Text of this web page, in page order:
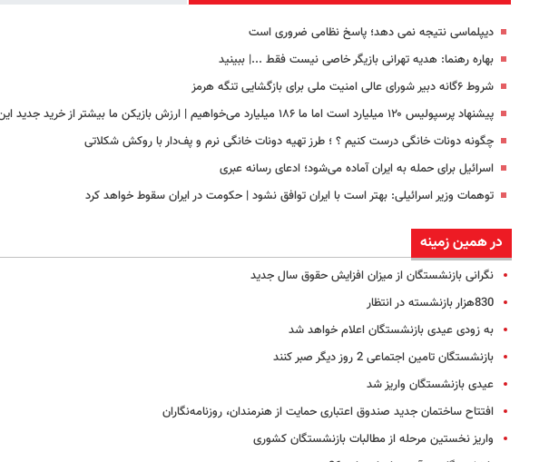
دیپلماسی نتیجه‌ نمی دهد؛ پاسخ نظامی ضروری است
بهاره رهنما: هدیه تهرانی بازیگر خاصی نیست فقط ...|‌ ببینید
شروط ۶گانه دبیر شورای عالی امنیت ملی برای بازگشایی تنگه هرمز
پیشنهاد پرسپولیس ۱۲۰ میلیارد است اما ما ۱۸۶ میلیارد می‌خواهیم | ارزش بازیکن ما بیشتر از خرید جدید این باشگاه است
چگونه دونات خانگی درست کنیم ؟ ؛ طرز تهیه دونات خانگی نرم و پف‌دار با روکش شکلاتی
اسرائیل برای حمله به ایران آماده می‌شود؛ ادعای رسانه عبری
توهمات وزیر اسرائیلی: بهتر است با ایران توافق نشود | حکومت در ایران سقوط خواهد کرد
در همین زمینه
نگرانی بازنشستگان از میزان افزایش حقوق سال جدید
830هزار بازنشسته در انتظار
به زودی عیدی بازنشستگان اعلام خواهد شد
بازنشستگان تامین اجتماعی 2 روز دیگر صبر کنند
عیدی بازنشستگان واریز شد
افتتاح ساختمان جدید صندوق اعتباری حمایت از هنرمندان، روزنامه‌نگاران
واریز نخستین مرحله از مطالبات بازنشستگان کشوری